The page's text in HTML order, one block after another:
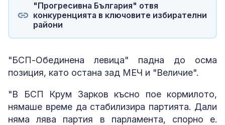
"Прогресивна България" отвя
конкуренцията в ключовите избирателни
райони
"БСП-Обединена левица" падна до осма
позиция, като остана зад МЕЧ и "Величие".
"В БСП Крум Зарков късно пое кормилото,
нямаше време да стабилизира партията. Дали
няма лява партия в парламента, спорно е.